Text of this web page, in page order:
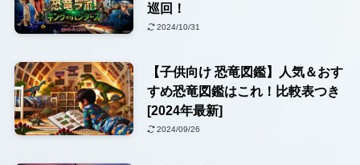
巡回！
2024/10/31
【子供向け 恐竜図鑑】人気＆おす
すめ恐竜図鑑はこれ！比較表つき
[2024年最新]
2024/09/26